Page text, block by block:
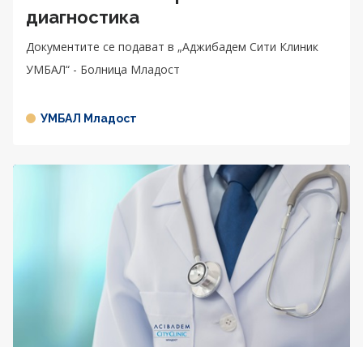
диагностика
Документите се подават в „Аджибадем Сити Клиник
УМБАЛ“ - Болница Младост
УМБАЛ Младост